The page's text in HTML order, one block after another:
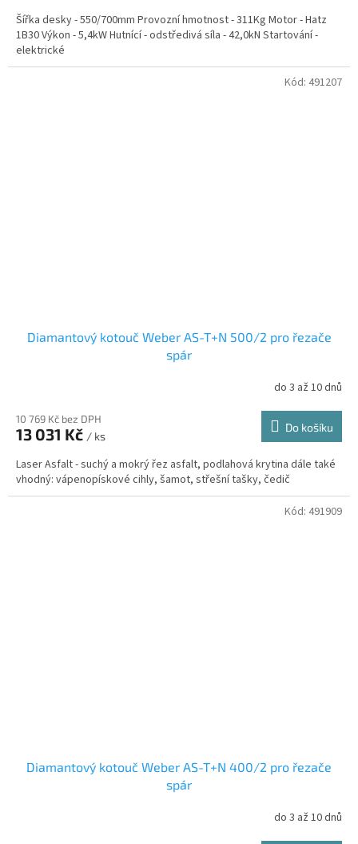
Šířka desky - 550/700mm Provozní hmotnost - 311Kg Motor - Hatz
1B30 Výkon - 5,4kW Hutnící - odstředivá síla - 42,0kN Startování -
elektrické
Diamantový kotouč Weber AS-T+N 500/2 pro řezače
spár
do 3 až 10 dnů
10 769 Kč bez DPH
13 031 Kč / ks
Do košíku
Laser Asfalt - suchý a mokrý řez asfalt, podlahová krytina dále také
vhodný: vápenopískové cihly, šamot, střešní tašky, čedič
Kód: 491207
Diamantový kotouč Weber AS-T+N 400/2 pro řezače
spár
do 3 až 10 dnů
Kód: 491909